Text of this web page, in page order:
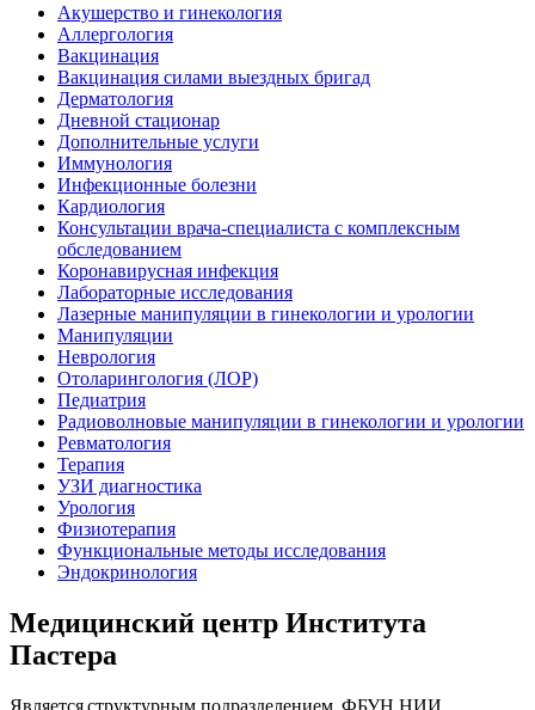
Акушерство и гинекология
Аллергология
Вакцинация
Вакцинация силами выездных бригад
Дерматология
Дневной стационар
Дополнительные услуги
Иммунология
Инфекционные болезни
Кардиология
Консультации врача-специалиста с комплексным
обследованием
Коронавирусная инфекция
Лабораторные исследования
Лазерные манипуляции в гинекологии и урологии
Манипуляции
Неврология
Отоларингология (ЛОР)
Педиатрия
Радиоволновые манипуляции в гинекологии и урологии
Ревматология
Терапия
УЗИ диагностика
Урология
Физиотерапия
Функциональные методы исследования
Эндокринология
Медицинский центр Института
Пастера
Является структурным подразделением ФБУН НИИ